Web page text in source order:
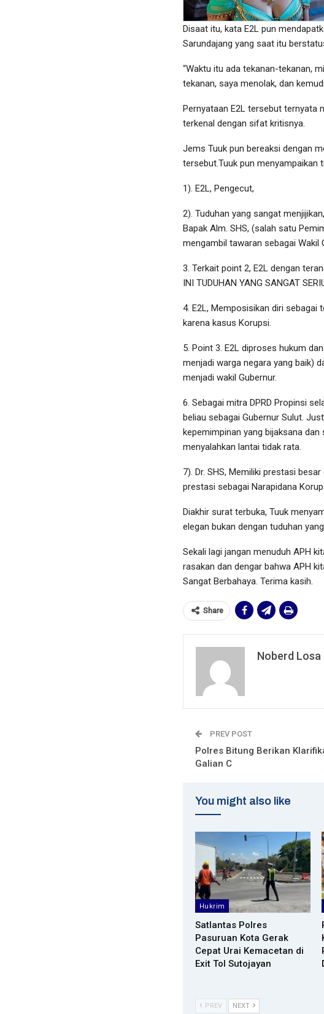
Disaat itu, kata E2L pun
Sarundajang yang saat itu
“Waktu itu ada tekanan-tekanan,
tekanan, saya menolak, dan
Pernyataan E2L tersebut ternyata
terkenal dengan sifat kritisnya.
Jems Tuuk pun bereaksi dengan
tersebut.Tuuk pun menyampaikan
1). E2L, Pengecut,
2). Tuduhan yang sangat
Bapak Alm. SHS, (salah satu
mengambil tawaran sebagai Wakil
3. Terkait point 2, E2L dengan
INI TUDUHAN YANG SANGAT
4. E2L, Memposisikan diri sebagai
karena kasus Korupsi.
5. Point 3. E2L diproses hukum
menjadi warga negara yang baik)
menjadi wakil Gubernur.
6. Sebagai mitra DPRD Propinsi
beliau sebagai Gubernur Sulut.
kepemimpinan yang bijaksana
menyalahkan lantai tidak rata.
7). Dr. SHS, Memiliki prestasi
prestasi sebagai Narapidana
Diakhir surat terbuka, Tuuk
elegan bukan dengan tuduhan
Sekali lagi jangan menuduh APH
rasakan dan dengar bahwa APH
Sangat Berbahaya. Terima kasih.
Share
Noberd Losa
PREV POST
Polres Bitung Berikan
Galian C
You might also like
Hukrim
Satlantas Polres
Pasuruan Kota Gerak
Cepat Urai Kemacetan di
Exit Tol Sutojayan
PREV NEXT